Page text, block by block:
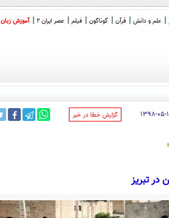
علم و دانش قرآن گوناگون فیلم عصر ایران 2 آموزش زبان
‌گزارش خطا در خبر